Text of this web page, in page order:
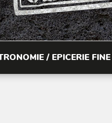
/ EPICERIE FINE